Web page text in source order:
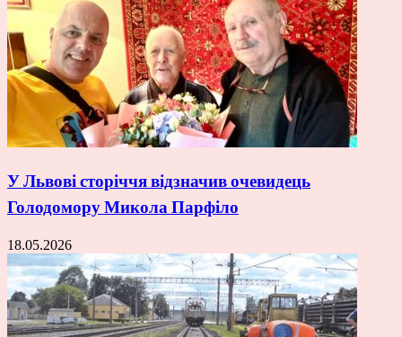
У Львові сторіччя відзначив очевидець
Голодомору Микола Парфіло
18.05.2026